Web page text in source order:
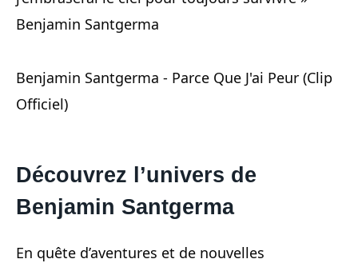
Benjamin Santgerma
Benjamin Santgerma - Parce Que J'ai Peur (Clip
Officiel)
Découvrez l’univers de
Benjamin Santgerma
En quête d’aventures et de nouvelles